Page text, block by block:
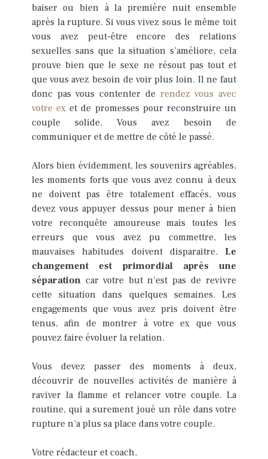
baiser ou bien à la première nuit ensemble
après la rupture. Si vous vivez sous le même toit
vous avez peut-être encore des relations
sexuelles sans que la situation s’améliore, cela
prouve bien que le sexe ne résout pas tout et
que vous avez besoin de voir plus loin. Il ne faut
donc pas vous contenter derendez vous avec
votre ex et de promesses pour reconstruire un
couple solide. Vous avez besoin de
communiquer et de mettre de côté le passé.
Alors bien évidemment, les souvenirs agréables,
les moments forts que vous avez connu à deux
ne doivent pas être totalement effacés, vous
devez vous appuyer dessus pour mener à bien
votre reconquête amoureuse mais toutes les
erreurs que vous avez pu commettre, les
mauvaises habitudes doivent disparaitre. Le
changement est primordial après une
séparationcar votre but n’est pas de revivre
cette situation dans quelques semaines. Les
engagements que vous avez pris doivent être
tenus, afin de montrer à votre ex que vous
pouvez faire évoluer la relation.
Vous devez passer des moments à deux,
découvrir de nouvelles activités de manière à
raviver la flamme et relancer votre couple. La
routine, qui a surement joué un rôle dans votre
rupture n’a plus sa place dans votre couple.
Votre rédacteur et coach,